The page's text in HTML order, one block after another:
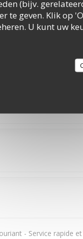
(bijv.
te geven. Klik op
U kunt uw
- Service rapide